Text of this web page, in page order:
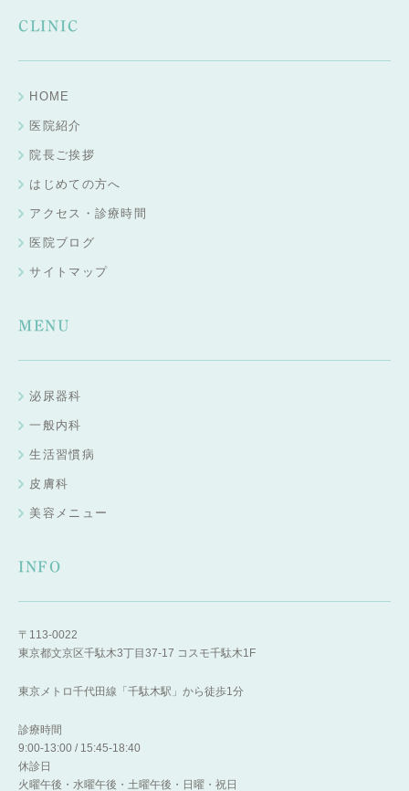
CLINIC
HOME
医院紹介
院長ご挨拶
はじめての方へ
アクセス・診療時間
医院ブログ
サイトマップ
MENU
泌尿器科
一般内科
生活習慣病
皮膚科
美容メニュー
INFO
〒113-0022
東京都文京区千駄木3丁目37-17 コスモ千駄木1F
東京メトロ千代田線「千駄木駅」から徒歩1分
診療時間
9:00-13:00 / 15:45-18:40
休診日
火曜午後・水曜午後・土曜午後・日曜・祝日